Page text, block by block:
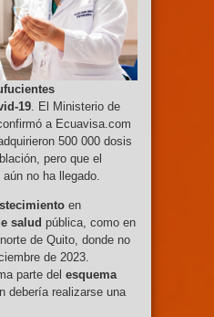
19 . El Ministerio de
a Ecuavisa.com
500 000 dosis
pero que el
no ha llegado.
en
salud pública, como en
de Quito, donde no
de 2023.
parte del esquema
debería realizarse una